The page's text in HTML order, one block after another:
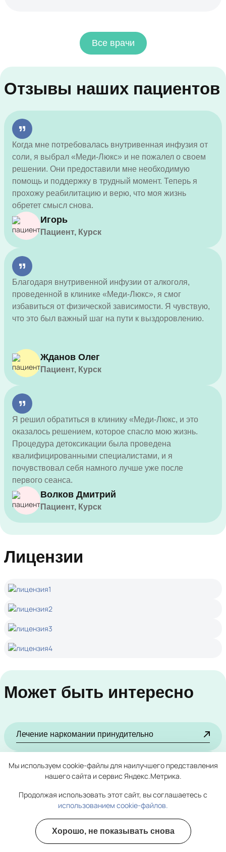
Все врачи
Отзывы наших пациентов
Когда мне потребовалась внутривенная инфузия от
соли, я выбрал «Меди-Люкс» и не пожалел о своем
решении. Они предоставили мне необходимую
помощь и поддержку в трудный момент. Теперь я
прохожу реабилитацию и верю, что моя жизнь
обретет смысл снова.
Игорь
Пациент, Курск
Благодаря внутривенной инфузии от алкоголя,
проведенной в клинике «Меди-Люкс», я смог
избавиться от физической зависимости. Я чувствую,
что это был важный шаг на пути к выздоровлению.
Жданов Олег
Пациент, Курск
Я решил обратиться в клинику «Меди-Люкс, и это
оказалось решением, которое спасло мою жизнь.
Процедура детоксикации была проведена
квалифицированными специалистами, и я
почувствовал себя намного лучше уже после
первого сеанса.
Волков Дмитрий
Пациент, Курск
Лицензии
Может быть интересно
Лечение наркомании принудительно
Лечение от гашиша
Лечение наркомании на дому
Лечение от амфетамина
Полезные курсы
Мы используем cookie-файлы для наилучшего представления
нашего сайта и сервис Яндекс.Метрика.
Продолжая использовать этот сайт, вы соглашаетесь с
использованием cookie-файлов.
Хорошо, не показывать снова